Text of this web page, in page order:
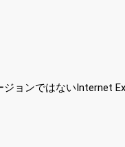
ョンではないInternet